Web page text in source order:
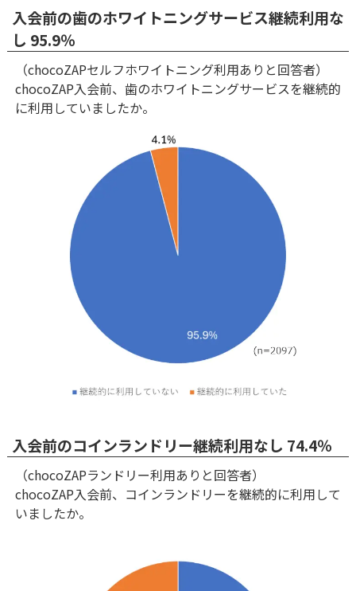
入会前の歯のホワイトニングサービス継続利用な
し 95.9％
（chocoZAPセルフホワイトニング利用ありと回答者）
chocoZAP入会前、歯のホワイトニングサービスを継続的
に利用していましたか。
入会前のコインランドリー継続利用なし 74.4％
（chocoZAPランドリー利用ありと回答者）
chocoZAP入会前、コインランドリーを継続的に利用して
いましたか。